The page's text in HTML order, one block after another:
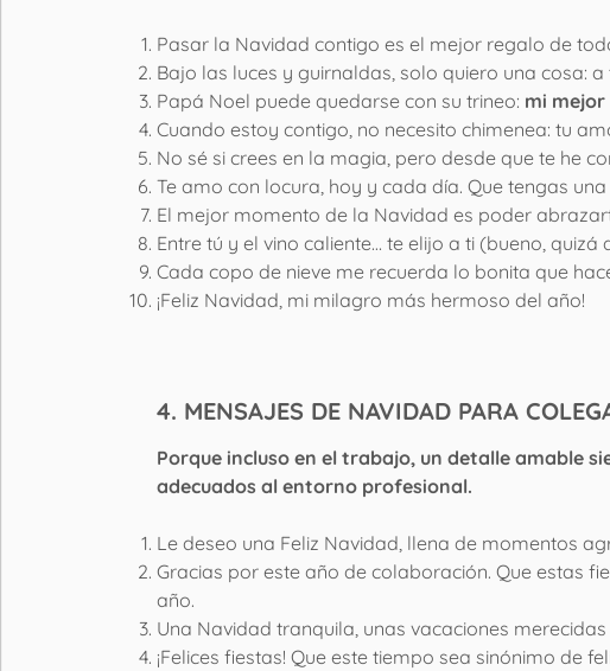
Pasar la Navidad contigo es el mejor regalo de
Bajo las luces y guirnaldas, solo quiero una cosa: a
Papá Noel puede quedarse con su trineo: mi
Cuando estoy contigo, no necesito chimenea: tu
No sé si crees en la magia, pero desde que te he
Te amo con locura, hoy y cada día. Que tengas
El mejor momento de la Navidad es poder
Entre tú y el vino caliente… te elijo a ti (bueno, quizá
Cada copo de nieve me recuerda lo bonita que
¡Feliz Navidad, mi milagro más hermoso del año!
4. MENSAJES DE NAVIDAD PARA
Porque incluso en el trabajo, un detalle amable
adecuados al entorno profesional.
Le deseo una Feliz Navidad, llena de momentos
Gracias por este año de colaboración. Que estas
año.
Una Navidad tranquila, unas vacaciones
¡Felices fiestas! Que este tiempo sea sinónimo de